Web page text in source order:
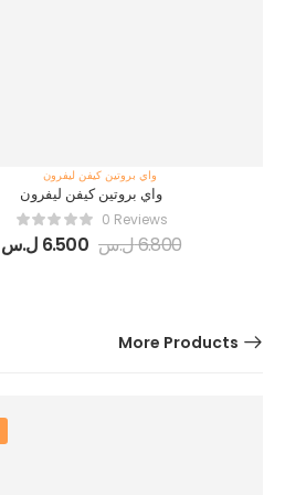
واي بروتين كيفن ليفرون
0 Reviews
6.500 ل.س 6.800ل.س
More Products